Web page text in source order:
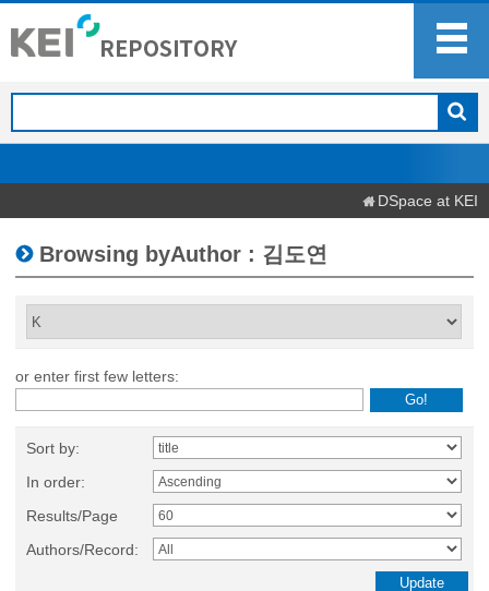
DSpace at KEI
Browsing byAuthor : 김도연
or enter first few letters:
Sort by:
In order:
Results/Page
Authors/Record: